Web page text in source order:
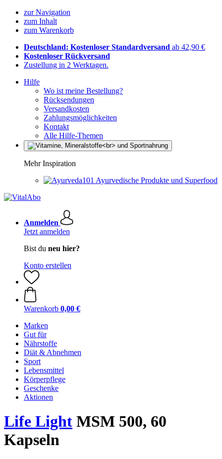
zur Navigation
zum Inhalt
zum Warenkorb
Deutschland: Kostenloser Standardversand ab 42,90 €
Kostenloser Rückversand
Zustellung in 2 Werktagen.
Hilfe
Wo ist meine Bestellung?
Rücksendungen
Versandkosten
Zahlungsmöglichkeiten
Kontakt
Alle Hilfe-Themen
Mehr Inspiration
Ayurvedische Produkte und Superfood
Anmelden
Jetzt anmelden
Bist du neu hier?
Konto erstellen
Warenkorb 0,00 €
Marken
Gut für
Nährstoffe
Diät & Abnehmen
Sport
Lebensmittel
Körperpflege
Geschenke
Aktionen
Life Light MSM 500, 60
Kapseln